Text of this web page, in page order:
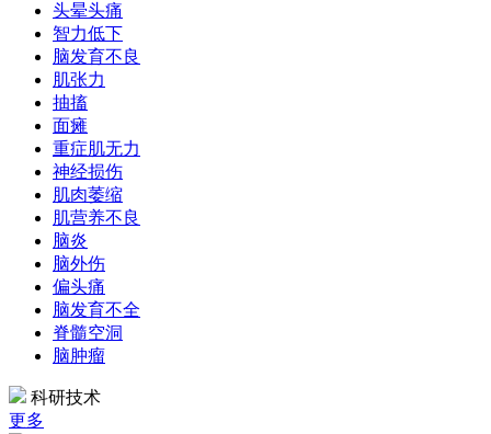
头晕头痛
智力低下
脑发育不良
肌张力
抽搐
面瘫
重症肌无力
神经损伤
肌肉萎缩
肌营养不良
脑炎
脑外伤
偏头痛
脑发育不全
脊髓空洞
脑肿瘤
科研技术
更多